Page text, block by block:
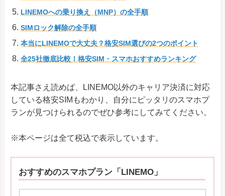
LINEMOへの乗り換え（MNP）の全手順
SIMロック解除の全手順
本当にLINEMOで大丈夫？格安SIM選びの2つのポイント
全25社徹底比較！格安SIM・スマホおすすめランキング
本記事さえ読めば、LINEMO以外のキャリア決済に対応
している格安SIMもわかり、自分にピッタリのスマホプ
ランが見つけられるのでぜひ参考にしてみてください。
※本ページは全て税込で表示しています。
おすすめのスマホプラン「LINEMO」